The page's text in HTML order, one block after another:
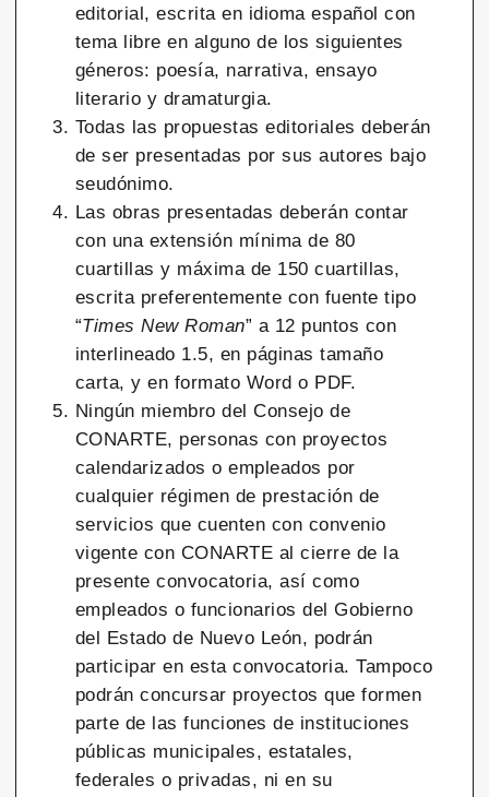
editorial, escrita en idioma español con
tema libre en alguno de los siguientes
géneros: poesía, narrativa, ensayo
literario y dramaturgia.
Todas las propuestas editoriales deberán
de ser presentadas por sus autores bajo
seudónimo.
Las obras presentadas deberán contar
con una extensión mínima de 80
cuartillas y máxima de 150 cuartillas,
escrita preferentemente con fuente tipo
“Times New Roman” a 12 puntos con
interlineado 1.5, en páginas tamaño
carta, y en formato Word o PDF.
Ningún miembro del Consejo de
CONARTE, personas con proyectos
calendarizados o empleados por
cualquier régimen de prestación de
servicios que cuenten con convenio
vigente con CONARTE al cierre de la
presente convocatoria, así como
empleados o funcionarios del Gobierno
del Estado de Nuevo León, podrán
participar en esta convocatoria. Tampoco
podrán concursar proyectos que formen
parte de las funciones de instituciones
públicas municipales, estatales,
federales o privadas, ni en su